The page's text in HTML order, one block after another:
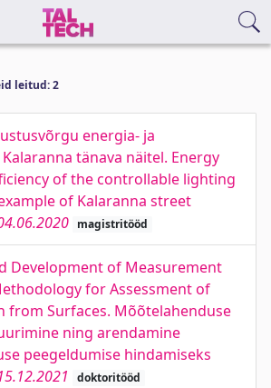
leitud: 2
energia- ja
tänava näitel. Energy
of the controllable lighting
of Kalaranna street
magistritööd
Development of Measurement
for Assessment of
from Surfaces. Mõõtelahenduse
ning arendamine
peegeldumise hindamiseks
doktoritööd